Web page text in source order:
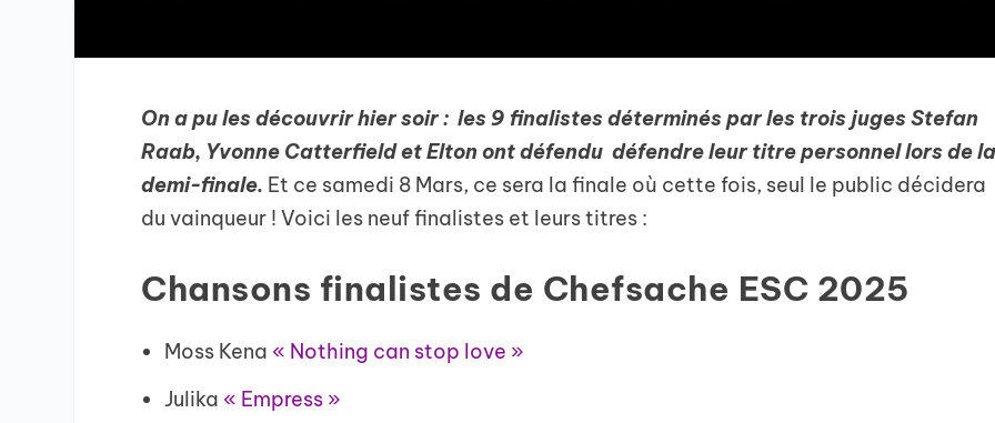
On a pu les découvrir hier soir : les 9 finalistes déterminés par les trois juges Stefan
Raab, Yvonne Catterfield et Elton ont défendu défendre leur titre personnel lors de
demi-finale. Et ce samedi 8 Mars, ce sera la finale où cette fois, seul le public décidera
du vainqueur ! Voici les neuf finalistes et leurs titres :
Chansons finalistes de Chefsache ESC 2025
Moss Kena « Nothing can stop love »
Julika « Empress »